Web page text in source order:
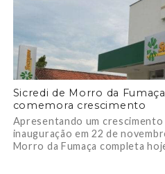
Sicredi de Morro da
comemora crescimento
Apresentando um
inauguração em 22 de
Morro da Fumaça completa